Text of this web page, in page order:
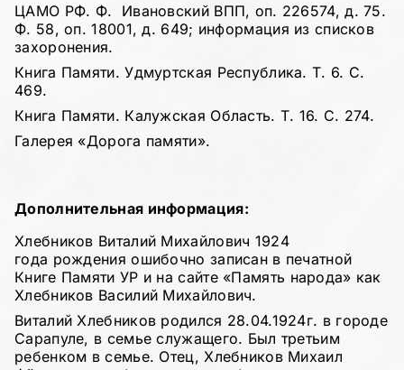
ЦАМО РФ. Ф. Ивановский ВПП, оп. 226574, д. 75.
Ф. 58, оп. 18001, д. 649; информация из списков
захоронения.
Книга Памяти. Удмуртская Республика. Т. 6. С.
469.
Книга Памяти. Калужская Область. Т. 16. С. 274.
Галерея «Дорога памяти».
Дополнительная информация:
Хлебников Виталий Михайлович 1924
года рождения ошибочно записан в печатной
Книге Памяти УР и на сайте «Память народа» как
Хлебников Василий Михайлович.
Виталий Хлебников родился 28.04.1924г. в городе
Сарапуле, в семье служащего. Был третьим
ребенком в семье. Отец, Хлебников Михаил